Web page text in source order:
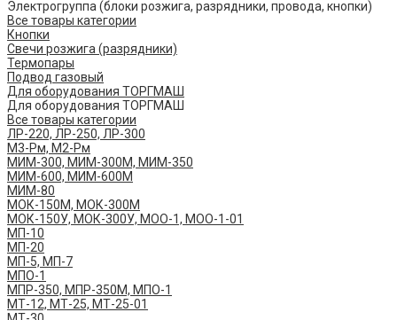
Электрогруппа (блоки розжига, разрядники, провода, кнопки)
Все товары категории
Кнопки
Свечи розжига (разрядники)
Термопары
Подвод газовый
Для оборудования ТОРГМАШ
Для оборудования ТОРГМАШ
Все товары категории
ЛР-220, ЛР-250, ЛР-300
М3-Рм, М2-Рм
МИМ-300, МИМ-300М, МИМ-350
МИМ-600, МИМ-600М
МИМ-80
МОК-150М, МОК-300М
МОК-150У, МОК-300У, МОО-1, МОО-1-01
МП-10
МП-20
МП-5, МП-7
МПО-1
МПР-350, МПР-350М, МПО-1
МТ-12, МТ-25, МТ-25-01